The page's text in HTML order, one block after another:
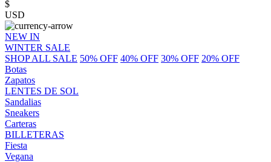
$
USD
NEW IN
WINTER SALE
SHOP ALL SALE 50% OFF 40% OFF 30% OFF 20% OFF
Botas
Zapatos
LENTES DE SOL
Sandalias
Sneakers
Carteras
BILLETERAS
Fiesta
Vegana